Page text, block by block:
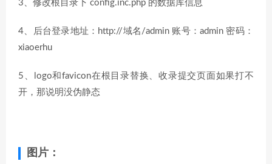
3、修改根目录下 config.inc.php 的数据库信息
4、后台登录地址：http://域名/admin 账号：admin 密码：
xiaoerhu
5、logo和favicon在根目录替换、收录提交页面如果打不
开，那说明没伪静态
图片：